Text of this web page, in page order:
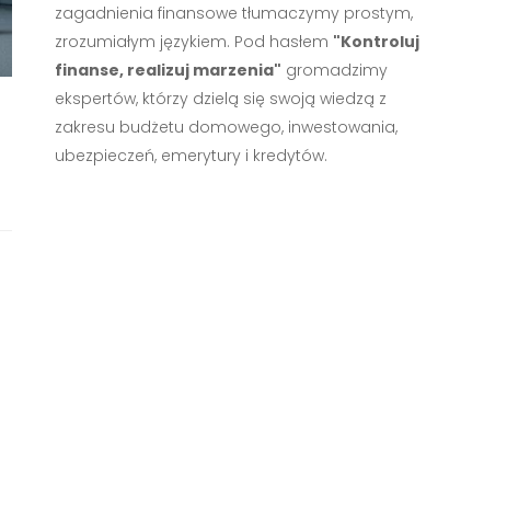
zagadnienia finansowe tłumaczymy prostym,
zrozumiałym językiem. Pod hasłem "Kontroluj
finanse, realizuj marzenia" gromadzimy
ekspertów, którzy dzielą się swoją wiedzą z
zakresu budżetu domowego, inwestowania,
ubezpieczeń, emerytury i kredytów.